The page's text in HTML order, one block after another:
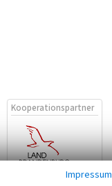
Kooperationspartner
Impressum